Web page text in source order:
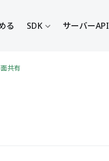
る SDK サーバーAPI
共有